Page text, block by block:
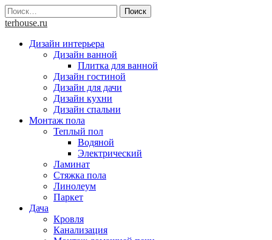
Skip
to
Найти:
terhouse.ru
Дизайн интерьера
Дизайн ванной
Плитка для ванной
Дизайн гостиной
Дизайн для дачи
Дизайн кухни
Дизайн спальни
Монтаж пола
Теплый пол
Водяной
Электрический
Ламинат
Стяжка пола
Линолеум
Паркет
Дача
Кровля
Канализация